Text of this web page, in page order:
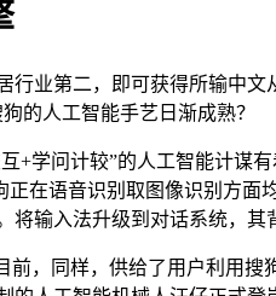
第二，即可获得所输中文
的人工智能手艺日渐成熟？
问计较”的人工智能计谋
正在语音识别取图像识别方
输入法升级到对话系统，
同样，供给了用户利用搜